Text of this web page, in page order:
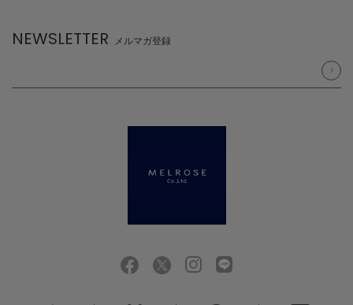
NEWSLETTER メルマガ登録